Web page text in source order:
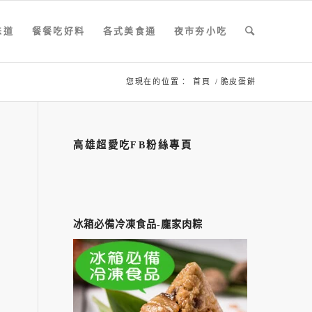
道 餐餐吃好料 各式美食通 夜市夯小吃
您現在的位置： 首頁 / 脆皮蛋餅
高雄超愛吃FB粉絲專頁
冰箱必備冷凍食品-龐家肉粽